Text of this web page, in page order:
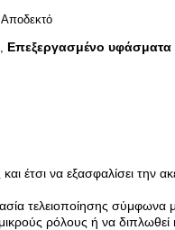
Αποδεκτό
, Επεξεργασμένο υφάσματα
έτσι να εξασφαλίσει την
τελειοποίησης σύμφωνα
ρόλους ή να